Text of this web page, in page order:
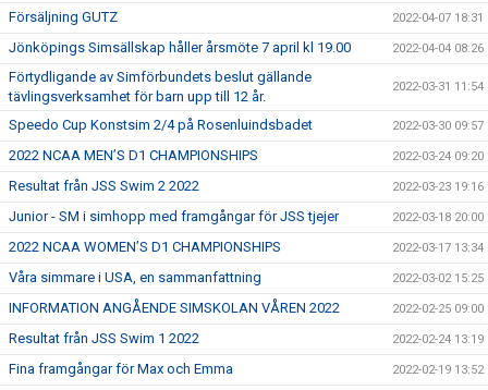
Försäljning GUTZ 2022-04-07 18:31
Jönköpings Simsällskap håller årsmöte 7 april kl 19.00 2022-04-04 08:26
Förtydligande av Simförbundets beslut gällande
tävlingsverksamhet för barn upp till 12 år.
2022-03-31 11:54
Speedo Cup Konstsim 2/4 på Rosenluindsbadet 2022-03-30 09:57
2022 NCAA MEN’S D1 CHAMPIONSHIPS 2022-03-24 09:20
Resultat från JSS Swim 2 2022 2022-03-23 19:16
Junior - SM i simhopp med framgångar för JSS tjejer 2022-03-18 20:00
2022 NCAA WOMEN’S D1 CHAMPIONSHIPS 2022-03-17 13:34
Våra simmare i USA, en sammanfattning 2022-03-02 15:25
INFORMATION ANGÅENDE SIMSKOLAN VÅREN 2022 2022-02-25 09:00
Resultat från JSS Swim 1 2022 2022-02-24 13:19
Fina framgångar för Max och Emma 2022-02-19 13:52